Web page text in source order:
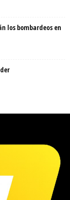
los bombardeos en